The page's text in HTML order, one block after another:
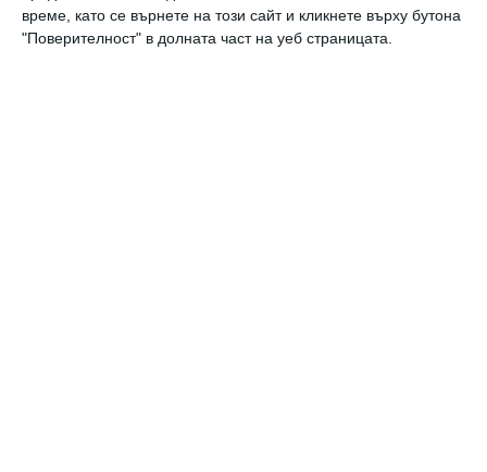
време, като се върнете на този сайт и кликнете върху бутона
"Поверителност" в долната част на уеб страницата.